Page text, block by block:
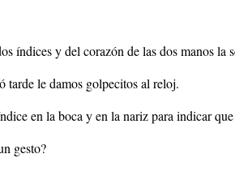
índices y del corazón de las dos manos
tarde le damos golpecitos al reloj.
en la boca y en la nariz para indicar
gesto?